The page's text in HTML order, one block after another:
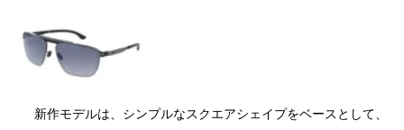
新作モデルは、シンプルなスクエアシェイプをベースとして、